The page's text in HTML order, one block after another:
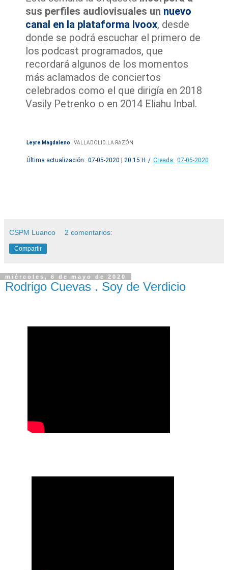
sus perfiles audiovisuales un nuevo
canal en la plataforma Ivoox, desde
donde se podrá escuchar el primero de
los podcast programados, que
recordará algunos de los momentos
más aclamados de conciertos
celebrados como el que dirigía en 2018
Vasily Petrenko o en 2014 Eliahu Inbal.
Leyre Magdaleno VALLADOLID.LA RAZÓN
Última actualización: 07-05-2020 | 20:15 H / Creada: 07-05-2020
CSPM Luanco 2 comentarios:
Compartir
miércoles, 6 de mayo de 2020
Rodrigo Cuevas . Soy de Verdicio